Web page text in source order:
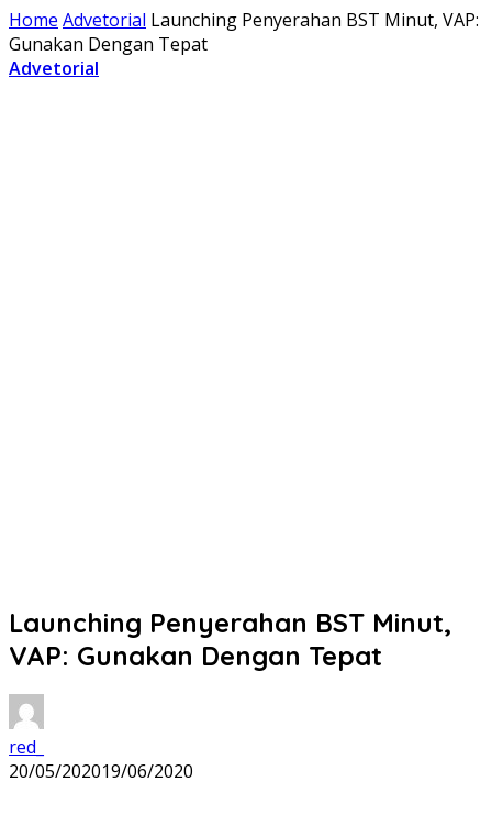
Home Advetorial Launching Penyerahan BST Minut, VAP:
Gunakan Dengan Tepat
Advetorial
Launching Penyerahan BST Minut,
VAP: Gunakan Dengan Tepat
red_
20/05/202019/06/2020